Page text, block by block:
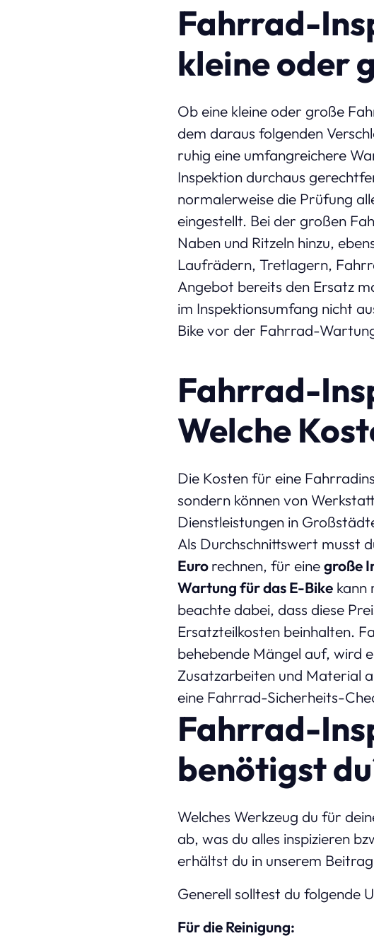
Fahrrad-
kleine oder
Ob eine kleine oder große
dem daraus folgenden
ruhig eine umfangreichere
Inspektion durchaus
normalerweise die Prüfung
eingestellt. Bei der großen
Naben und Ritzeln hinzu,
Laufrädern, Tretlagern,
Angebot bereits den Ersatz
im Inspektionsumfang nicht
Bike vor der Fahrrad-
Fahrrad-
Welche
Die Kosten für eine
sondern können von
Dienstleistungen in
Als Durchschnittswert musst
Eurorechnen, für einegroße
Wartung für das E-Bikekann
beachte dabei, dass diese
Ersatzteilkosten beinhalten.
behebende Mängel auf, wird
Zusatzarbeiten und Material
eine Fahrrad-Sicherheits-
Fahrrad-
benötigst
Welches Werkzeug du für
ab, was du alles inspizieren
erhältst du in unserem Beitrag
Generell solltest du folgende
Für die Reinigung: